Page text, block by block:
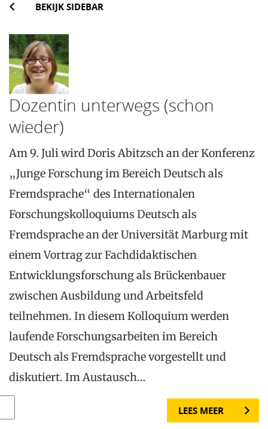
BEKIJK SIDEBAR
Dozentin unterwegs (schon
wieder)
Am 9. Juli wird Doris Abitzsch an der Konferenz
„Junge Forschung im Bereich Deutsch als
Fremdsprache“ des Internationalen
Forschungskolloquiums Deutsch als
Fremdsprache an der Universität Marburg mit
einem Vortrag zur Fachdidaktischen
Entwicklungsforschung als Brückenbauer
zwischen Ausbildung und Arbeitsfeld
teilnehmen. In diesem Kolloquium werden
laufende Forschungsarbeiten im Bereich
Deutsch als Fremdsprache vorgestellt und
diskutiert. Im Austausch…
LEES MEER